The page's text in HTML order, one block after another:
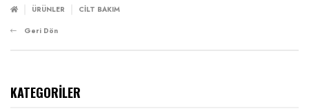
ÜRÜNLER CİLT BAKIM
Geri Dön
KATEGORİLER